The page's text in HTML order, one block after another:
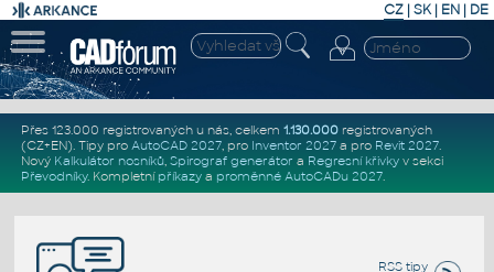
CZ | SK| EN | DE
Přes 123.000 registrovaných u nás, celkem 1.130.000registrovaných
(CZ+EN). Tipy pro AutoCAD 2027, pro Inventor 2027a pro Revit 2027.
Nový Kalkulátor nosníků, Spirograf generátor a Regresní křivkyv sekci
Převodníky. Kompletní příkazya proměnné AutoCADu 2027.
RSS tipy